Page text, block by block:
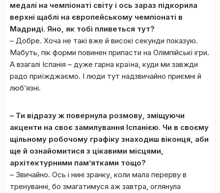
медалі на чемпіонаті світу і ось зараз підкорила
верхні щаблі на європейському чемпіонаті в
Мадриді. Яно, як тобі пливеться тут?
– Добре. Хоча не такі вже й високі секунди показую.
Мабуть, пік форми повинен припасти на Олімпійські ігри.
А взагалі Іспанія – дуже гарна країна, куди ми завжди
радо приїжджаємо. І люди тут надзвичайно приємні й
люб’язні.
– Ти відразу ж повернула розмову, зміщуючи
акценти на своє замилування Іспанією. Чи в своєму
щільному робочому графіку знаходиш віконця, аби
ще й ознайомитися з цікавими місцями,
архітектурними пам’ятками тощо?
– Звичайно. Ось і нині зранку, коли мала перерву в
тренуванні, бо змагатимуся аж завтра, оглянула